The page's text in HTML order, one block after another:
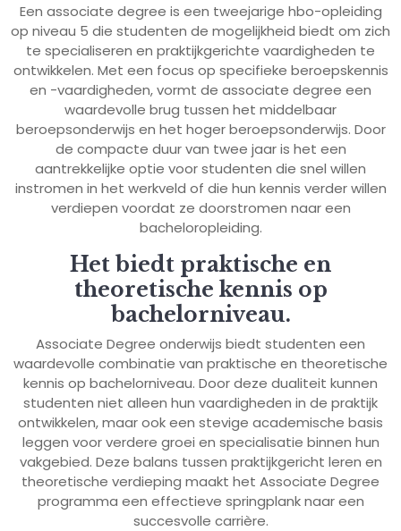
Een associate degree is een tweejarige hbo-opleiding
op niveau 5 die studenten de mogelijkheid biedt om zich
te specialiseren en praktijkgerichte vaardigheden te
ontwikkelen. Met een focus op specifieke beroepskennis
en -vaardigheden, vormt de associate degree een
waardevolle brug tussen het middelbaar
beroepsonderwijs en het hoger beroepsonderwijs. Door
de compacte duur van twee jaar is het een
aantrekkelijke optie voor studenten die snel willen
instromen in het werkveld of die hun kennis verder willen
verdiepen voordat ze doorstromen naar een
bacheloropleiding.
Het biedt praktische en
theoretische kennis op
bachelorniveau.
Associate Degree onderwijs biedt studenten een
waardevolle combinatie van praktische en theoretische
kennis op bachelorniveau. Door deze dualiteit kunnen
studenten niet alleen hun vaardigheden in de praktijk
ontwikkelen, maar ook een stevige academische basis
leggen voor verdere groei en specialisatie binnen hun
vakgebied. Deze balans tussen praktijkgericht leren en
theoretische verdieping maakt het Associate Degree
programma een effectieve springplank naar een
succesvolle carrière.